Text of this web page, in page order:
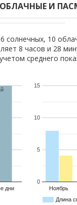
И
10
8 часов и 28
среднего
дни
Длина
Ноябрь
0
5
10
15